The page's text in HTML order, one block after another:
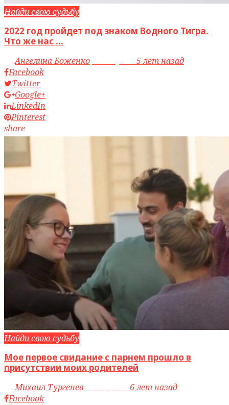
Найди свою судьбу
2022 год пройдет под знаком Водного Тигра.
Что же нас ...
byАнгелина Боженко
5 лет назад
Facebook
Twitter
Google+
LinkedIn
Pinterest
share
Найди свою судьбу
Мое первое свидание с парнем прошло в
присутствии моих родителей
byМихаил Тургенев
6 лет назад
Facebook